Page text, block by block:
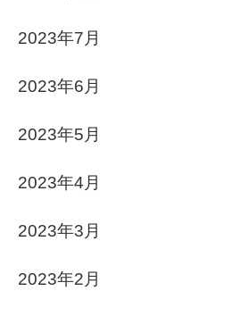
2023年7月
2023年6月
2023年5月
2023年4月
2023年3月
2023年2月